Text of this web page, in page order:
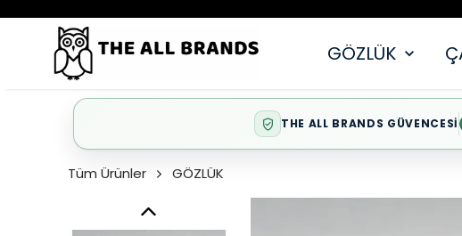
GÖZLÜK
THE ALL BRANDS GÜVENCESİ
Tüm Ürünler GÖZLÜK